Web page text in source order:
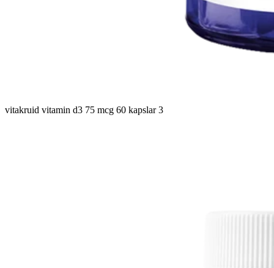
vitakruid vitamin d3 75 mcg 60 kapslar 3